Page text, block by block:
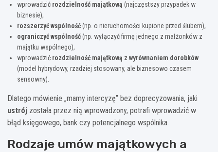
wprowadzić rozdzielność majątkową (najczęstszy przypadek w
biznesie),
rozszerzyć wspólność(np. o nieruchomości kupione przed ślubem),
ograniczyć wspólność(np. wyłączyć firmę jednego z małżonków z
majątku wspólnego),
wprowadzić rozdzielność majątkową z wyrównaniem dorobków
(model hybrydowy, rzadziej stosowany, ale biznesowo czasem
sensowny).
Dlatego mówienie „mamy intercyzę” bez doprecyzowania, jaki
ustrój została przez nią wprowadzony, potrafi wprowadzić w
błąd księgowego, bank czy potencjalnego wspólnika.
Rodzaje umów majątkowych a